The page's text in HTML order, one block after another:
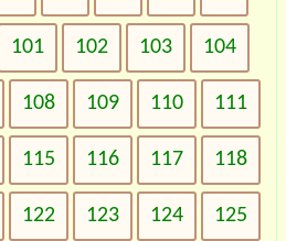
101 102 103 104
108 109 110 111
115 116 117 118
122 123 124 125